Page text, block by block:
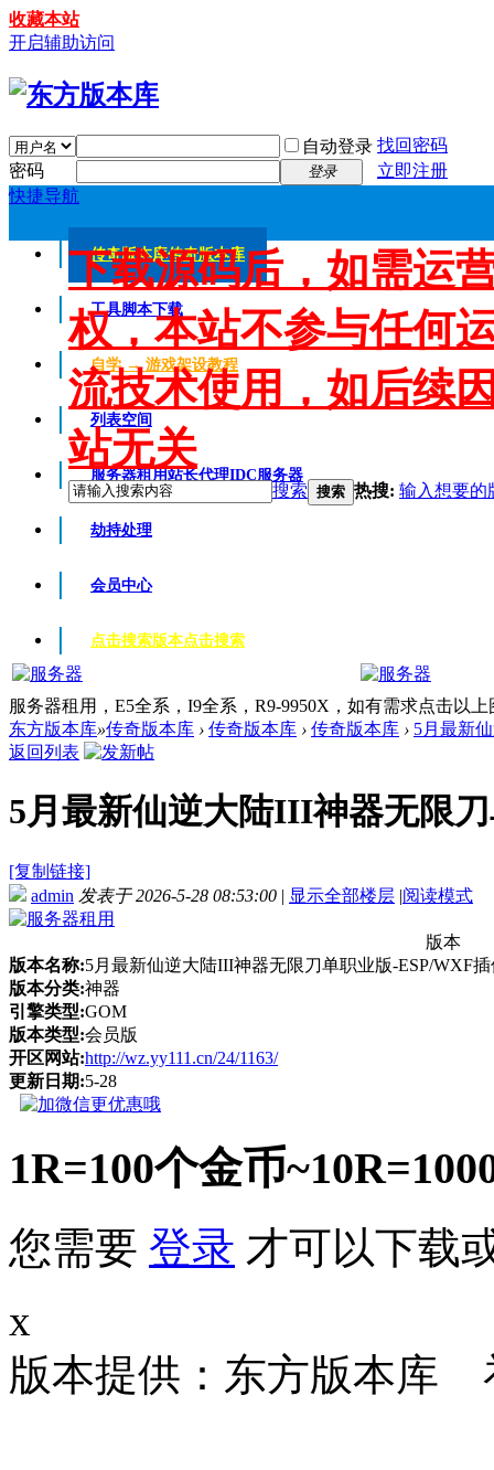
收藏本站
开启辅助访问
自动登录 找回密码
密码
登录
立即注册
快捷导航
传奇版本库传奇版本库
工具脚本下载
自学 → 游戏架设教程
列表空间
服务器租用站长代理IDC服务器
劫持处理
会员中心
点击搜索版本点击搜索
下载源码后，如需运
权，本站不参与任何
流技术使用，如后续
站无关
搜索 搜索 热搜: 输入想要的
服务器租用，E5全系，I9全系，R9-9950X，如有需求点击以
东方版本库»传奇版本库 › 传奇版本库 › 传奇版本库 › 5月最新
返回列表
5月最新仙逆大陆III神器无限
[复制链接]
admin 发表于 2026-5-28 08:53:00 | 显示全部楼层 |阅读模式
版本
版本名称:5月最新仙逆大陆III神器无限刀单职业版-ESP/WXF
版本分类:神器
引擎类型:GOM
版本类型:会员版
开区网站:http://wz.yy111.cn/24/1163/
更新日期:5-28
1R=100个金币
您需要 登录 才可以下载
x
版本提供：东方版本库